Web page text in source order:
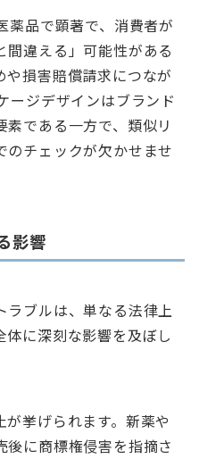
薬品で顕著で、消費者が
違える」可能性がある
や損害賠償請求につなが
ージデザインはブランド
である一方で、類似リ
のチェックが欠かせませ
影響
ラブルは、単なる法律上
に深刻な影響を及ぼし
挙げられます。新薬や
に商標権侵害を指摘さ